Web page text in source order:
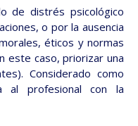
de distrés psicológico
o por la ausencia
éticos y normas
este caso, priorizar una
Considerado como
al profesional con la